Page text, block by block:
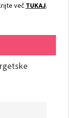
več TUKAJ.